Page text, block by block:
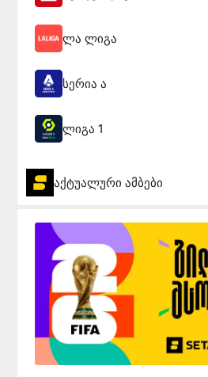
ლა ლიგა
სერია ა
ლიგა 1
აქტუალური ამბები